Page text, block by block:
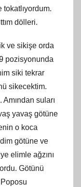
tokatlıyordum.
dölleri.
ve sikişe orda
pozisyonunda
siki tekrar
sikecektim.
suları
yavaş götüne
o koca
götüne ve
elimle ağzını
Götünü
Poposu